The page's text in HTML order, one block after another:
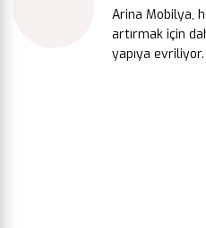
Arina Mobilya,
artırmak için
yapıya evriliyor.